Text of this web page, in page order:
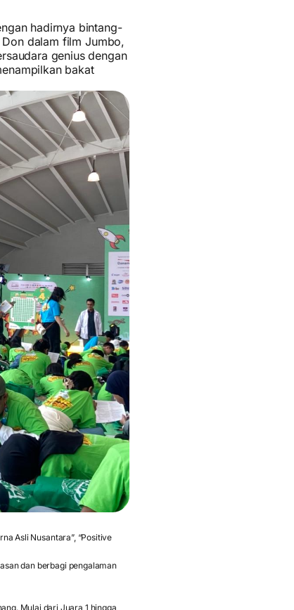
hadirnya bintang-
dalam film Jumbo,
genius dengan
bakat
Asli Nusantara”, “Positive
dan berbagi pengalaman
Mulai dari Juara 1 hingga